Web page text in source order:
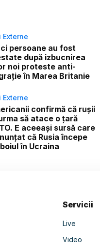
Externe
persoane au fost
după izbucnirea
noi proteste anti-
în Marea Britanie
Externe
confirmă că rușii
să atace o țară
E aceeași sursă care
că Rusia începe
în Ucraina
Servicii
Live
Video